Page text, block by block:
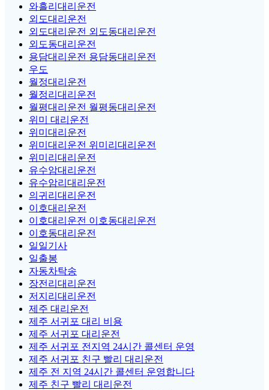
와흘리대리운전
외도대리운전
외도대리운전 외도동대리운전
외도동대리운전
용담대리운전 용담동대리운전
우도
월정대리운전
월정리대리운전
월평대리운전 월평동대리운전
위미 대리운전
위미대리운전
위미대리운전 위미리대리운전
위미리대리운전
유수암대리운전
유수암리대리운전
의귀리대리운전
이호대리운전
이호대리운전 이호동대리운전
이호동대리운전
일일기사
일출봉
자동차탁송
장전리대리운전
저지리대리운전
제주 대리운전
제주 서귀포 대리 비용
제주 서귀포 대리운전
제주 서귀포 전지역 24시간 콜센터 운영
제주 서귀포 친구 빨리 대리운전
제주 전 지역 24시간 콜센터 운영합니다
제주 친구 빨리 대리운전